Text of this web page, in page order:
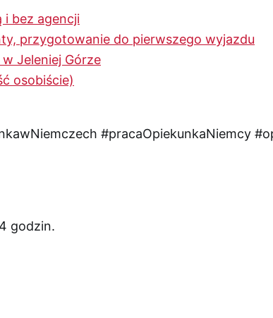
i bez agencji
przygotowanie do pierwszego wyjazdu
Jeleniej Górze
osobiście)
#pracaOpiekunkaNiemcy
godzin.